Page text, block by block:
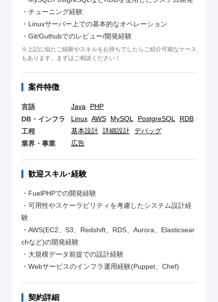
・チューニング経験
・Linuxサーバー上での基本的なオペレーション
・Git/Guthubでのレビュー/開発経験
※上記に似たご経験やスキルをお持ちでしたらご紹介可能なケース
もあります。まずはご相談ください！
案件特徴
言語 Java
PHP
DB・インフラ
Linux AWS MySQL PostgreSQL
RDB
工程
基本設計 詳細設計 デバッグ
業界・事業
広告
歓迎スキル･経験
・FuelPHPでの開発経験
・可用性やスケーラビリティを考慮したシステム設計経
験
・AWS(EC2、S3、Redshift、RDS、Aurora、Elasticsear
chなど)の開発経験
・大規模データ前提での設計経験
・Webサービスのインフラ運用経験(Puppet、Chef)
契約詳細